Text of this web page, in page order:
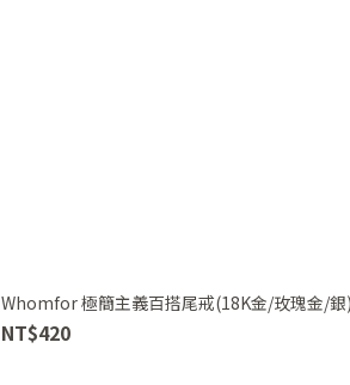
Whomfor 極簡主義百搭尾戒(18K金/玫瑰金/銀)
NT$420